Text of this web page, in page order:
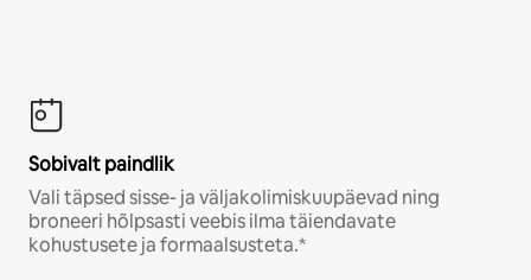
Sobivalt paindlik
Vali täpsed sisse- ja väljakolimiskuupäevad ning
broneeri hõlpsasti veebis ilma täiendavate
kohustusete ja formaalsusteta.*